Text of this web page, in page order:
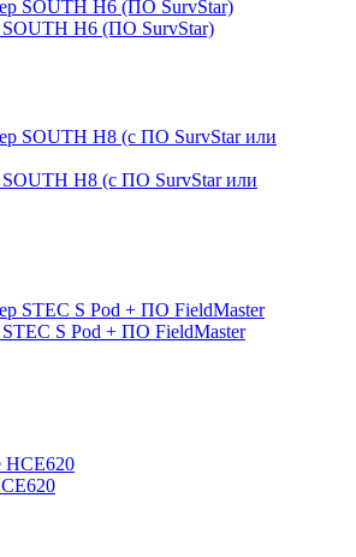
SOUTH H6 (ПО SurvStar)
SOUTH H8 (c ПО SurvStar или
S Pod + ПО FieldMaster